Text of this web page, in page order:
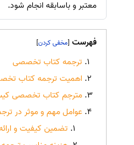
معتبر و باسابقه انجام شود.
فهرست [
]
ترجمه کتاب تخصصی
اهمیت ترجمه کتاب
مترجم کتاب تخصصی
عوامل مهم و موثر در
تضمین کیفیت و